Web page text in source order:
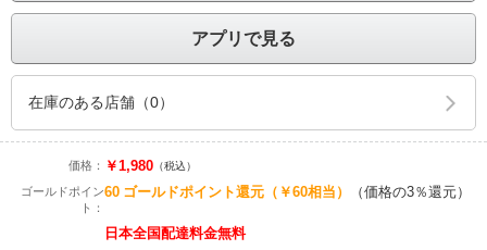
アプリで見る
在庫のある店舗（0）
価格： ￥1,980（税込）
ゴールドポイン
ト：
60 ゴールドポイント還元（￥60相当） （価格の3％還元）
日本全国配達料金無料